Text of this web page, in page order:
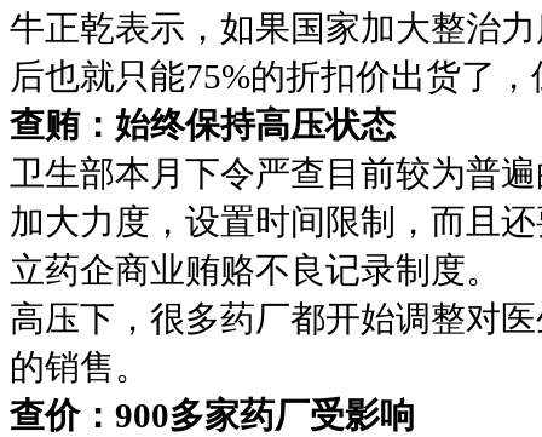
牛正乾表示，如果国家加大整治
后也就只能75%的折扣价出货了
查贿：始终保持高压状态
卫生部本月下令严查目前较为普
加大力度，设置时间限制，而且
立药企商业贿赂不良记录制度。
高压下，很多药厂都开始调整对
的销售。
查价：900多家药厂受影响